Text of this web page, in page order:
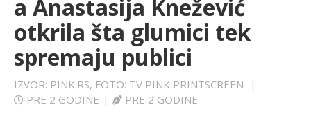
LIFESTYLE
EXTRA
a Anastasija Knežević
otkrila šta glumici tek
spremaju publici
IZVOR: PINK.RS, FOTO: TV PINK PRINTSCREEN
|
PRE 2 GODINE | PRE 2 GODINE